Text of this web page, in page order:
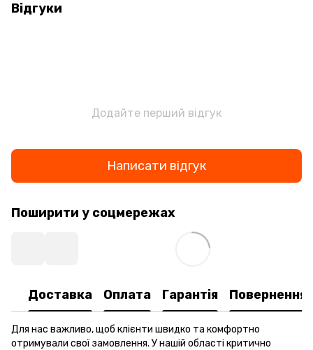
Відгуки
Додайте перший відгук
Написати відгук
Поширити у соцмережах
Доставка Оплата Гарантія Повернення
Для нас важливо, щоб клієнти швидко та комфортно
отримували свої замовлення. У нашій області критично